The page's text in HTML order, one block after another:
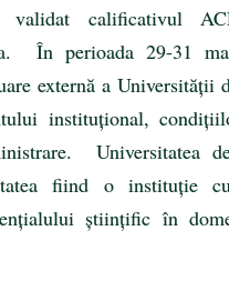
calificativul
În perioada 29-31
externă a Universității
instituțional,
Universitatea
fiind o instituție
științific în